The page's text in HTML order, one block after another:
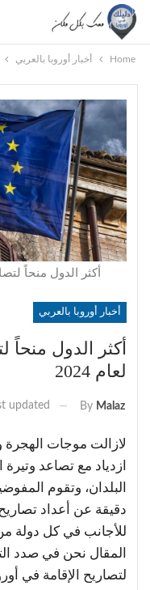
Home أخبار أوروبا بالعربي
أكثر الدول منحاً
أخبار أوروبا بالعربي
أكثر الدول منحاً
لعام 2024
By Malaz
updated
لازالت موجات الهجرة
ازدياد مع تصاعد
البلدان، وتقوم
دقيقة عن أعداد
للأجانب في كل دولة من
المقال نحن في صدد
لتصاريح الإقامة في